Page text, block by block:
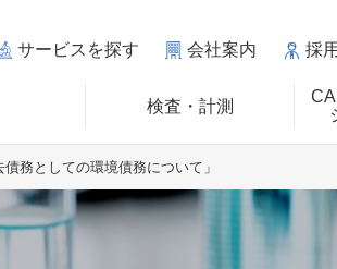
検査・計測
サービスを探す 会社案内 採
務としての環境債務について」